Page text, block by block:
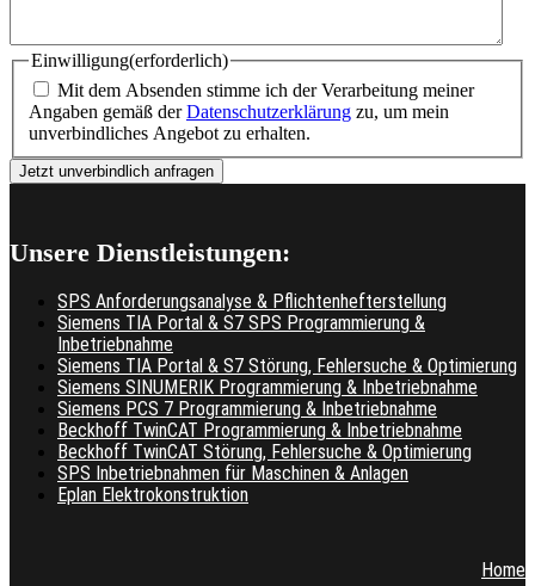
Einwilligung(erforderlich)
Mit dem Absenden stimme ich der Verarbeitung meiner
Angaben gemäß derDatenschutzerklärung zu, um mein
unverbindliches Angebot zu erhalten.
Unsere Dienstleistungen:
SPS Anforderungsanalyse & Pflichtenhefterstellung
Siemens TIA Portal & S7 SPS Programmierung &
Inbetriebnahme
Siemens TIA Portal & S7 Störung, Fehlersuche & Optimierung
Siemens SINUMERIK Programmierung & Inbetriebnahme
Siemens PCS 7 Programmierung & Inbetriebnahme
Beckhoff TwinCAT Programmierung & Inbetriebnahme
Beckhoff TwinCAT Störung, Fehlersuche & Optimierung
SPS Inbetriebnahmen für Maschinen & Anlagen
Eplan Elektrokonstruktion
Home